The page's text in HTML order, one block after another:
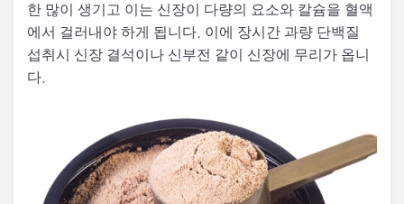
한 많이 생기고 이는 신장이 다량의 요소와 칼슘을 혈액
에서 걸러내야 하게 됩니다. 이에 장시간 과량 단백질
섭취시 신장 결석이나 신부전 같이 신장에 무리가 옵니
다.